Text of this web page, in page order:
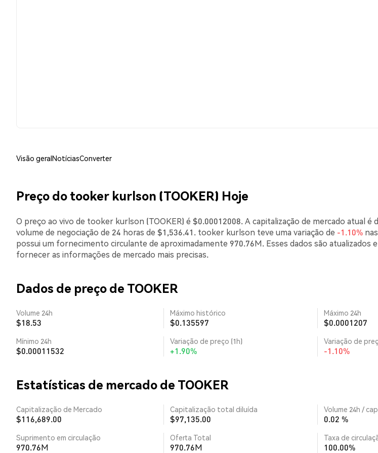
Visão geralNotíciasConverter
Preço do tooker kurlson (TOOKER) Hoje
O preço ao vivo de tooker kurlson (TOOKER) é $0.00012008. A capitalização de mercado atual é
volume de negociação de 24 horas de $1,536.41. tooker kurlson teve uma variação de -1.10%
possui um fornecimento circulante de aproximadamente 970.76M. Esses dados são atualizados
fornecer as informações de mercado mais precisas.
Dados de preço de TOOKER
Volume 24h
$18.53
Máximo histórico
$0.135597
Máximo 24h
$0.0001207
Mínimo 24h
$0.00011532
Variação de preço (1h)
+1.90%
Variação de
-1.10%
Estatísticas de mercado de TOOKER
Capitalização de Mercado
$116,689.00
Capitalização total diluída
$97,135.00
Volume 24h /
0.02 %
Suprimento em circulação
970.76M
Oferta Total
970.76M
Taxa de
100.00%